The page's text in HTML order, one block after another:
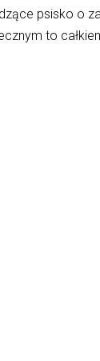
psisko o
to